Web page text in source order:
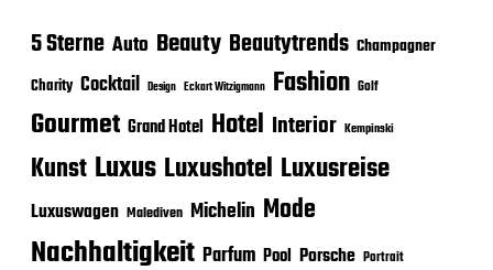
5 Sterne Auto Beauty Beautytrends Champagner
Charity Cocktail Design Eckart Witzigmann Fashion Golf
Gourmet Grand Hotel Hotel Interior Kempinski
Kunst Luxus Luxushotel Luxusreise
Luxuswagen Malediven Michelin Mode
Nachhaltigkeit Parfum Pool Porsche Portrait